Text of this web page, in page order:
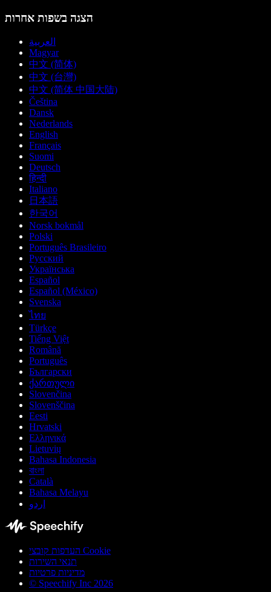
הצגה בשפות אחרות
العربية
Magyar
中文 (简体)
中文 (台灣)
中文 (简体 中国大陆)
Čeština
Dansk
Nederlands
English
Français
Suomi
Deutsch
हिन्दी
Italiano
日本語
한국어
Norsk bokmål
Polski
Português Brasileiro
Русский
Українська
Español
Español (México)
Svenska
ไทย
Türkçe
Tiếng Việt
Română
Português
Български
ქართული
Slovenčina
Slovenščina
Eesti
Hrvatski
Ελληνικά
Lietuvių
Bahasa Indonesia
বাংলা
Català
Bahasa Melayu
اردو
העדפות קובצי Cookie
תנאי השירות
מדיניות פרטיות
© Speechify Inc 2026